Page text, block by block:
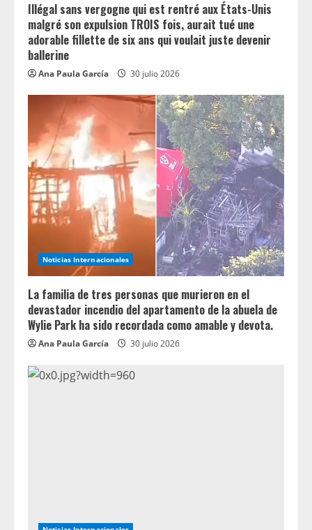
Illégal sans vergogne qui est rentré aux États-Unis
malgré son expulsion TROIS fois, aurait tué une
adorable fillette de six ans qui voulait juste devenir
ballerine
Ana Paula García 30 julio 2026
Noticias Internacionales
La familia de tres personas que murieron en el
devastador incendio del apartamento de la abuela de
Wylie Park ha sido recordada como amable y devota.
Ana Paula García 30 julio 2026